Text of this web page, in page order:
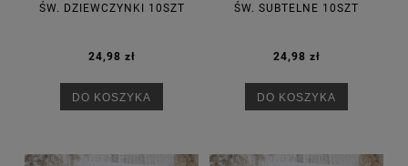
ŚW. DZIEWCZYNKI 10SZT
24,98 zł
DO KOSZYKA
ŚW. SUBTELNE 10SZT
24,98 zł
DO KOSZYKA